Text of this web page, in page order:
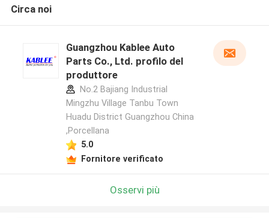
Circa noi
Guangzhou Kablee Auto
Parts Co., Ltd. profilo del
produttore
No.2 Bajiang Industrial
Mingzhu Village Tanbu Town
Huadu District Guangzhou China
,Porcellana
5.0
Fornitore verificato
Osservi più